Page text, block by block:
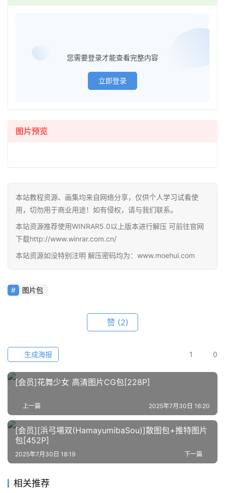
页
员
源
公
开
图
例
素
材
绘
图
库
于
您需要登录才能查看完整内容
立即登录
图片预览
本站教程资源、画集均来自网络分享，仅供个人学习试看使
用，切勿用于商业用途！如有侵权，请与我们联系。
本站资源推荐使用WINRAR5.0以上版本进行解压 可前往官网
下载http://www.winrar.com.cn/
本站资源如没特别注明 解压密码均为：www.moehui.com
图片包
赞 (2)
1 0
生成海报
[会员]花舞少女 高清图片CG包[228P]
上一篇 2025年7月30日 16:20
[会员][浜弓場双(HamayumibaSou)]散图包+推特图片
包[452P]
下一篇
2025年7月30日 18:19
相关推荐